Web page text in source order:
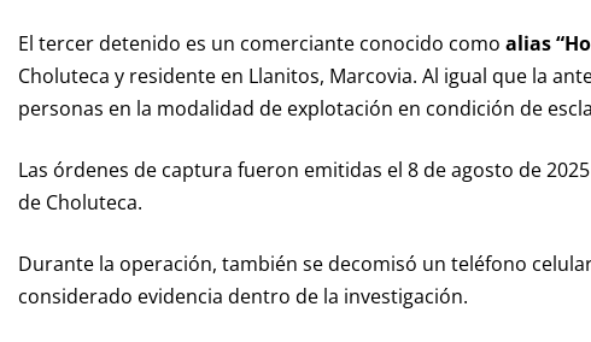
El tercer detenido es un comerciante conocido como alias
Choluteca y residente en Llanitos, Marcovia. Al igual que la
personas en la modalidad de explotación en condición de
Las órdenes de captura fueron emitidas el 8 de agosto de
de Choluteca.
Durante la operación, también se decomisó un teléfono
considerado evidencia dentro de la investigación.